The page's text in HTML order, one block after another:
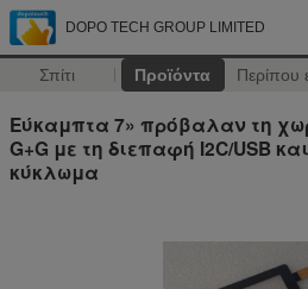
DOPO TECH GROUP LIMITED
Σπίτι Προϊόντα Περίπου
Εύκαμπτα 7» πρόβαλαν τη
G+G με τη διεπαφή I2C/USB
κύκλωμα